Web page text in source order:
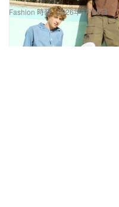
解構風格掀起派對狂潮
Fashion 時裝 2026年3月26日